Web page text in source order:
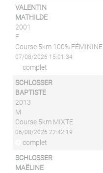
VALENTIN
MATHILDE
2001
F
Course 5km 100% FÉMININE
07/08/2026 15:01:34
complet
SCHLOSSER
BAPTISTE
2013
M
Course 5km MIXTE
06/08/2026 22:42:19
complet
SCHLOSSER
MAËLINE